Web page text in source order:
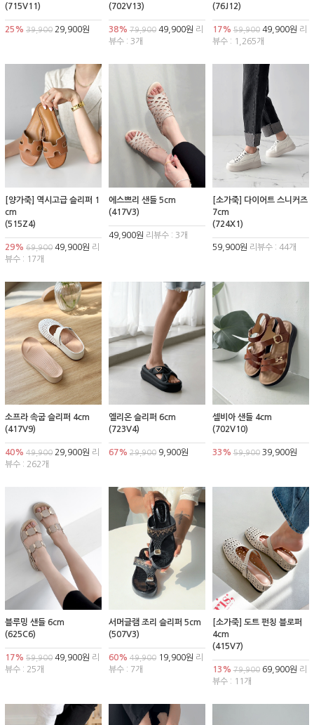
(715V11)
25% 39,900 29,900원
(702V13)
38% 79,90049,900원 리
뷰수 : 3개
(76J12)
17% 59,90049,900원 리
뷰수 : 1,265개
[양가죽] 역시고급 슬리퍼 1
cm
(515Z4)
29% 69,900 49,900원 리
뷰수 : 17개
에스쁘리 샌들 5cm
(417V3)
49,900원 리뷰수 : 3개
[소가죽] 다이어트 스니커즈
7cm
(724X1)
59,900원 리뷰수 : 44개
소프라 속굽 슬리퍼 4cm
(417V9)
40% 49,900 29,900원 리
뷰수 : 262개
엘리온 슬리퍼 6cm
(723V4)
67% 29,9009,900원
셀비아 샌들 4cm
(702V10)
33% 59,90039,900원
블루밍 샌들 6cm
(625C6)
17% 59,900 49,900원 리
뷰수 : 25개
서머글램 조리 슬리퍼 5cm
(507V3)
60% 49,90019,900원 리
뷰수 : 7개
[소가죽] 도트 펀칭 블로퍼
4cm
(415V7)
13% 79,90069,900원 리
뷰수 : 11개